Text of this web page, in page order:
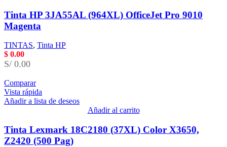
Tinta HP 3JA55AL (964XL) OfficeJet Pro 9010
Magenta
TINTAS, Tinta HP
$ 0.00
S/ 0.00
Comparar
Vista rápida
Añadir a lista de deseos
Añadir al carrito
Tinta Lexmark 18C2180 (37XL) Color X3650,
Z2420 (500 Pag)